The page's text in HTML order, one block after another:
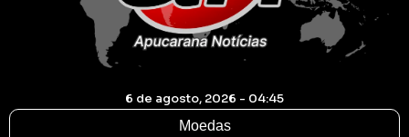
6 de agosto, 2026 - 04:45
Moedas